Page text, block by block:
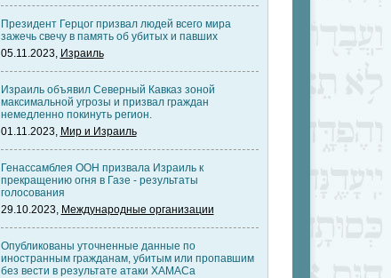
Президент Герцог призвал людей всего мира
зажечь свечу в память об убитых и павших
05.11.2023, Израиль
Израиль объявил Северный Кавказ зоной
максимальной угрозы и призвал граждан
немедленно покинуть регион.
01.11.2023, Мир и Израиль
Генассамблея ООН призвала Израиль к
прекращению огня в Газе - результаты
голосования
29.10.2023, Международные организации
Опубликованы уточненные данные по
иностранным гражданам, убитым или пропавшим
без вести в результате атаки ХАМАСа